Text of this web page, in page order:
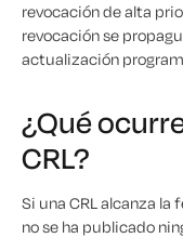
revocación de alta
revocación se
actualización
¿Qué
CRL?
Si una CRL alcanza
no se ha publicado